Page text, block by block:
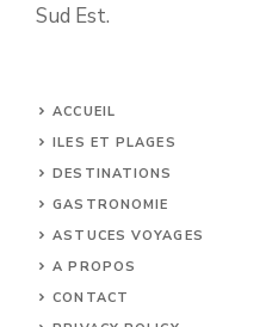
Sud Est.
ACCUEIL
ILES ET PLAGES
DESTINATIONS
GASTRONOMIE
ASTUCES VOYAGES
A PROPOS
CONTACT